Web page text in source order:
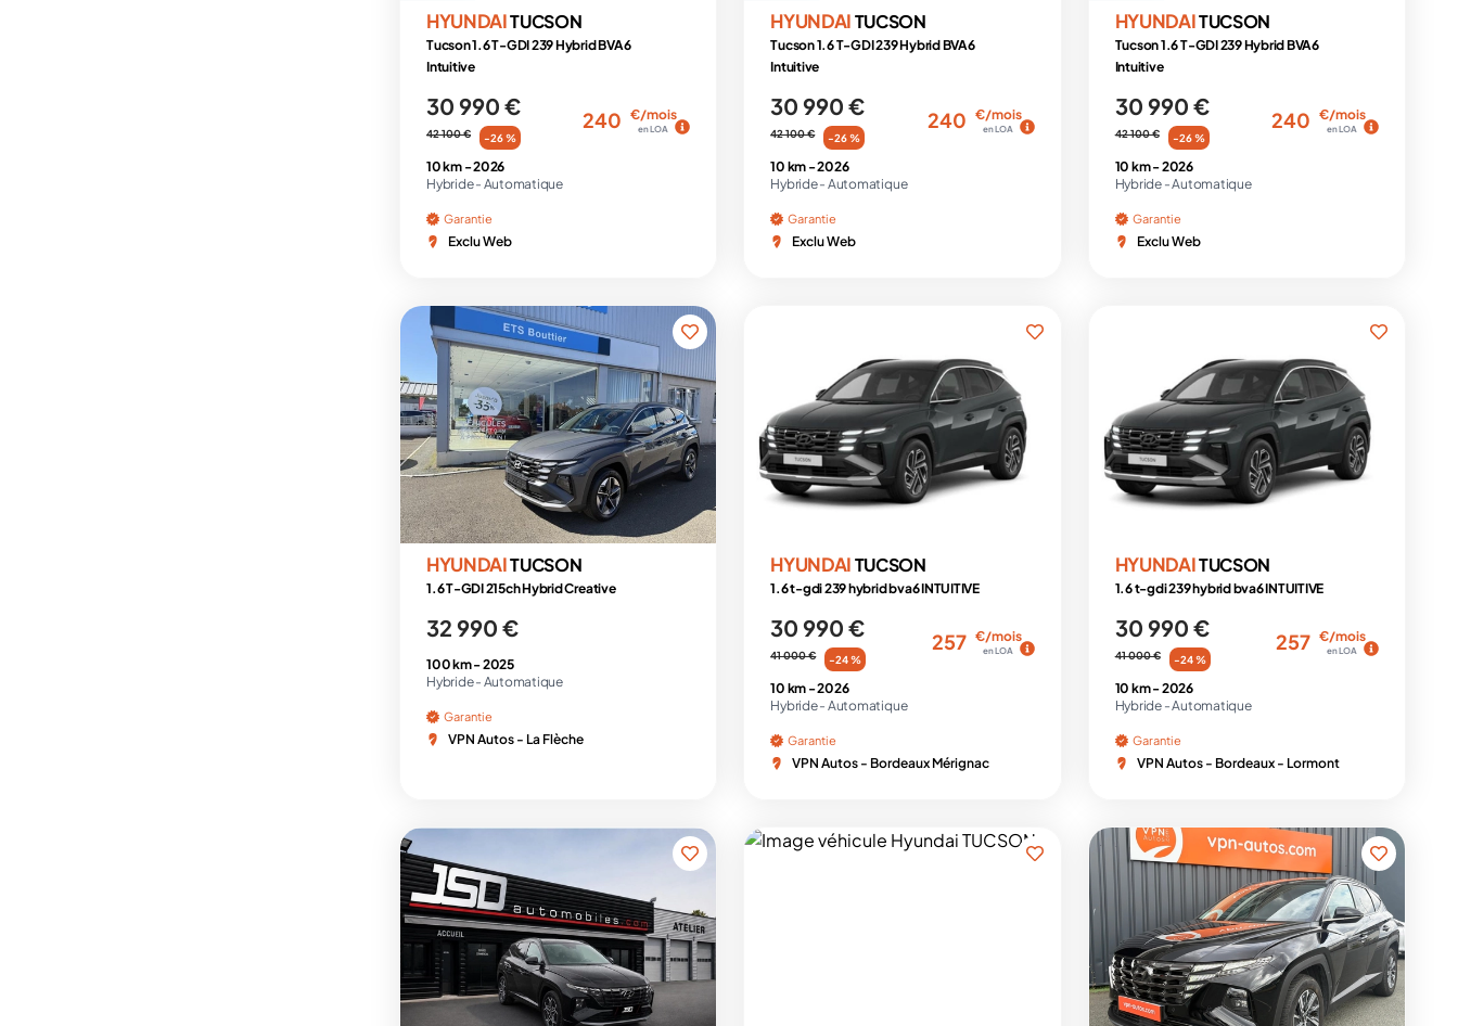
HYUNDAITUCSON
Tucson 1.6 T-GDI 239 Hybrid BVA6
Intuitive
30 990 €
42 100 € -26 %
240 €/mois
en LOA
10 km -2026
Hybride - Automatique
Garantie
Exclu Web
HYUNDAITUCSON
Tucson 1.6 T-GDI 239 Hybrid BVA6
Intuitive
30 990 €
42 100 € -26 %
240 €/mois
en LOA
10 km -2026
Hybride - Automatique
Garantie
Exclu Web
HYUNDAITUCSON
Tucson 1.6 T-GDI 239 Hybrid BVA6
Intuitive
30 990 €
42 100 € -26 %
240 €/mois
en LOA
10 km -2026
Hybride -Automatique
Garantie
Exclu Web
HYUNDAITUCSON
1.6 T-GDI 215ch Hybrid Creative
32 990 €
100 km -2025
Hybride - Automatique
Garantie
VPN Autos - La Flèche
HYUNDAITUCSON
1.6 t-gdi 239 hybrid bva6 INTUITIVE
30 990 €
41 000 € -24 %
257 €/mois
en LOA
10 km -2026
Hybride - Automatique
Garantie
VPN Autos - Bordeaux Mérignac
HYUNDAITUCSON
1.6 t-gdi 239 hybrid bva6 INTUITIVE
30 990 €
41 000 € -24 %
257 €/mois
en LOA
10 km -2026
Hybride -Automatique
Garantie
VPN Autos - Bordeaux - Lormont